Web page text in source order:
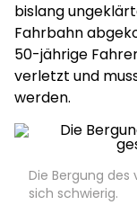
bislang
Fahrbahn
50-jährige
verletzt und
werden.
Die Bergung
sich schwierig.